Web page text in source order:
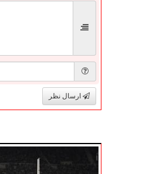
ارسال نظر